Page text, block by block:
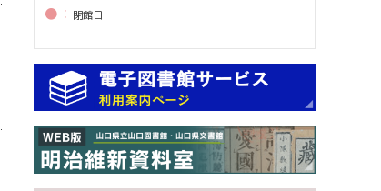
●： 閉館⽇